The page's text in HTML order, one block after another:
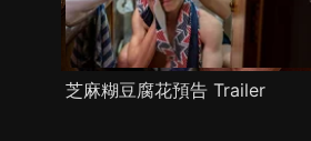
芝麻糊豆腐花預告 Trailer